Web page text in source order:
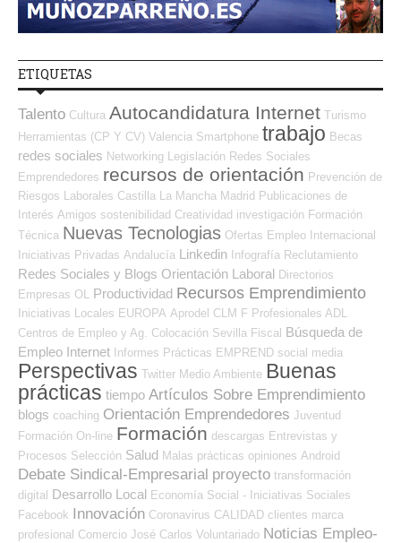
ETIQUETAS
Talento Cultura Autocandidatura Internet Turismo
Herramientas (CP Y CV) Valencia Smartphone trabajo Becas
redes sociales Networking Legislación Redes Sociales
Emprendedores recursos de orientación Prevención de
Riesgos Laborales Castilla La Mancha Madrid Publicaciones de
Interés Amigos sostenibilidad Creatividad investigación Formación
Técnica Nuevas Tecnologias Ofertas Empleo Internacional
Iniciativas Privadas Andalucía Linkedin Infografía Reclutamiento
Redes Sociales y Blogs Orientación Laboral Directorios
Empresas OL
Productividad Recursos Emprendimiento
Iniciativas Locales EUROPA Aprodel CLM F Profesionales ADL
Centros de Empleo y Ag. Colocación Sevilla Fiscal Búsqueda de
Empleo Internet Informes Prácticas EMPREND social media
Perspectivas Twitter Medio Ambiente Buenas
prácticas tiempo Artículos Sobre Emprendimiento
blogs coaching Orientación Emprendedores Juventud
Formación On-line Formación descargas Entrevistas y
Procesos Selección Salud Malas prácticas opiniones Android
Debate Sindical-Empresarial proyecto transformación
digital Desarrollo Local Economía Social - Iniciativas Sociales
Facebook Innovación Coronavirus CALIDAD clientes marca
profesional Comercio José Carlos Voluntariado Noticias Empleo-